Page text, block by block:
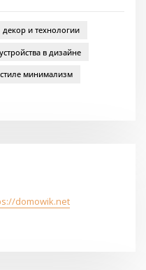
декор и технологии
в дизайне
минимализм
domowik.net